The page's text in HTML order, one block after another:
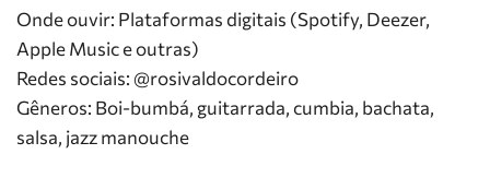
Onde ouvir: Plataformas digitais (Spotify, Deezer,
Apple Music e outras)
Redes sociais: @rosivaldocordeiro
Gêneros: Boi-bumbá, guitarrada, cumbia, bachata,
salsa, jazz manouche